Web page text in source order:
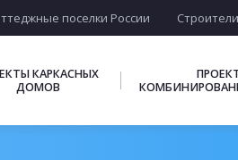
поселки России
КАРКАСНЫХ
ДОМОВ